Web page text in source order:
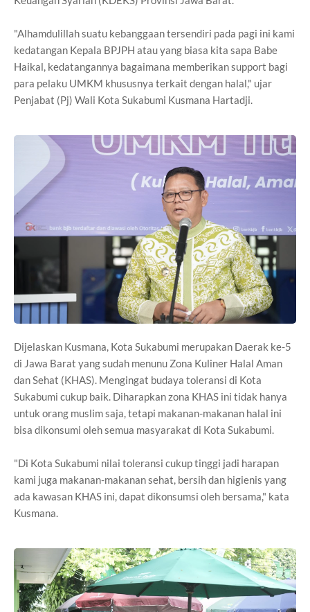
"Alhamdulillah suatu kebanggaan tersendiri pada pagi ini kami
kedatangan Kepala BPJPH atau yang biasa kita sapa Babe
Haikal, kedatangannya bagaimana memberikan support bagi
para pelaku UMKM khususnya terkait dengan halal," ujar
Penjabat (Pj) Wali Kota Sukabumi Kusmana Hartadji.
Dijelaskan Kusmana, Kota Sukabumi merupakan Daerak ke-5
di Jawa Barat yang sudah menunu Zona Kuliner Halal Aman
dan Sehat (KHAS). Mengingat budaya toleransi di Kota
Sukabumi cukup baik. Diharapkan zona KHAS ini tidak hanya
untuk orang muslim saja, tetapi makanan-makanan halal ini
bisa dikonsumi oleh semua masyarakat di Kota Sukabumi.
"Di Kota Sukabumi nilai toleransi cukup tinggi jadi harapan
kami juga makanan-makanan sehat, bersih dan higienis yang
ada kawasan KHAS ini, dapat dikonsumsi oleh bersama," kata
Kusmana.